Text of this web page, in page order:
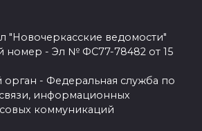
"Новочеркасские ведомости"
номер - Эл № ФС77-78482 от 15
- Федеральная служба по
информационных
коммуникаций